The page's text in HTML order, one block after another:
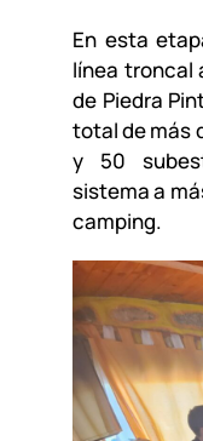
En esta
línea troncal
de Piedra
total de más
y 50
sistema a
camping.